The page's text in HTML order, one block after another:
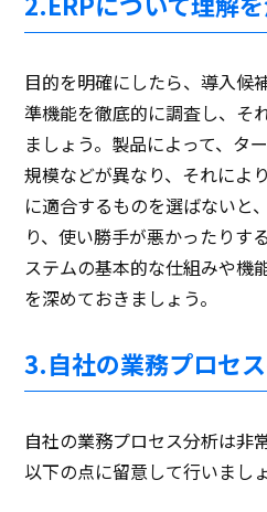
目的を明確にしたら、導入候
準機能を徹底的に調査し、そ
ましょう。製品によって、タ
規模などが異なり、それによ
に適合するものを選ばないと
り、使い勝手が悪かったりす
ステムの基本的な仕組みや機
を深めておきましょう。
3.自社の業務プロセ
自社の業務プロセス分析は非
以下の点に留意して行いましょ